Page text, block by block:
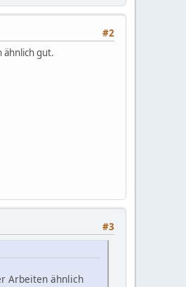
#2
ähnlich gut.
#3
Arbeiten ähnlich